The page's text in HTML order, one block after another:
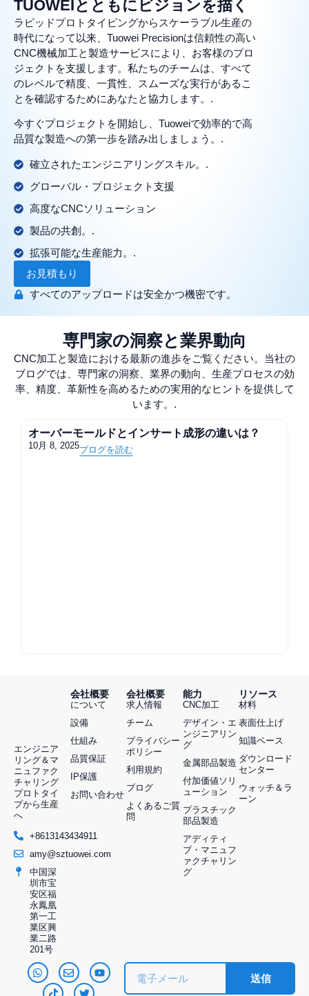
TUOWEIとともにビジョンを描く
ラピッドプロトタイピングからスケーラブル生産の
時代になって以来、Tuowei Precisionは信頼性の高い
CNC機械加工と製造サービスにより、お客様のプロ
ジェクトを支援します。私たちのチームは、すべて
のレベルで精度、一貫性、スムーズな実行があるこ
とを確認するためにあなたと協力します。.
今すぐプロジェクトを開始し、Tuoweiで効率的で高
品質な製造への第一歩を踏み出しましょう。.
確立されたエンジニアリングスキル。.
グローバル・プロジェクト支援
高度なCNCソリューション
製品の共創。.
拡張可能な生産能力。.
お見積もり
すべてのアップロードは安全かつ機密です。
専門家の洞察と業界動向
CNC加工と製造における最新の進歩をご覧ください。当社の
ブログでは、専門家の洞察、業界の動向、生産プロセスの効
率、精度、革新性を高めるための実用的なヒントを提供して
います。.
オーバーモールドとインサート成形の違いは？
10月 8, 2025ブログを読む
エンジニア
リング＆マ
ニュファク
チャリング
プロトタイ
プから生産
へ
+8613143434911
amy@sztuowei.com
中国深
圳市宝
安区福
永鳳凰
第一工
業区興
業二路
201号
会社概要
について
設備
仕組み
品質保証
IP保護
お問い合わせ
会社概要
求人情報
チーム
プライバシー
ポリシー
利用規約
ブログ
よくあるご質
問
能力
CNC加工
デザイン・エ
ンジニアリン
グ
金属部品製造
付加価値ソリ
ューション
プラスチック
部品製造
アディティ
ブ・マニュフ
ァクチャリン
グ
リソース
材料
表面仕上げ
知識ベース
ダウンロード
センター
ウォッチ＆ラ
ーン
送信
Arabic